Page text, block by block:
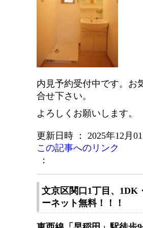
内見予約受付中です。お
合せ下さい。
よろしくお願いします。
更新日時 ： 2025年12月01
この記事へのリンク
：
文京区関口1丁目、1DK
ーネット無料！！！